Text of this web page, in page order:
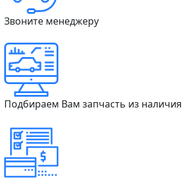
Звоните менеджеру
Подбираем Вам запчасть из